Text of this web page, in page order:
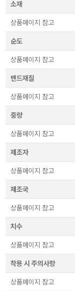
소재
상품페이지 참고
순도
상품페이지 참고
밴드재질
상품페이지 참고
중량
상품페이지 참고
제조자
상품페이지 참고
제조국
상품페이지 참고
치수
상품페이지 참고
착용 시 주의사항
상품페이지 참고